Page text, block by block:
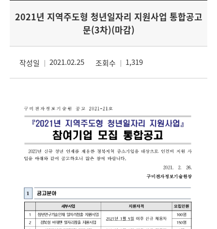
2021년 지역주도형 청년일자리 지원사업 통합공고
문(3차)(마감)
작성일 2021.02.25 조회수 1,319